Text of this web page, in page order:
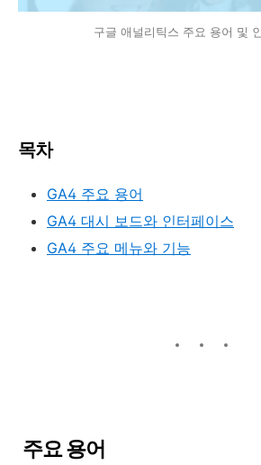
구글 애널리틱스 주요 용어 및
목차
GA4 주요 용어
GA4 대시 보드와 인터페이스
GA4 주요 메뉴와 기능
주요 용어